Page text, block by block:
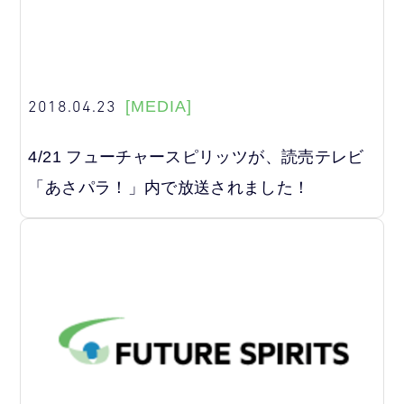
2018.04.23 [MEDIA]
4/21 フューチャースピリッツが、読売テレビ
「あさパラ！」内で放送されました！